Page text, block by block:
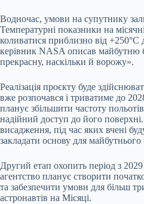
Водночас, умови на супутнику
Температурні показники на
коливатися приблизно від
керівник NASA описав майбутню
прекрасну, наскільки й ворожу».
Реалізація проєкту буде
вже розпочався і триватиме до
планує збільшити частоту
надійний доступ до його
висадження, під час яких вчені
закладати основу для майбутнього
Другий етап охопить період з
агентство планує створити
та забезпечити умови для більш
астронавтів на Місяці.